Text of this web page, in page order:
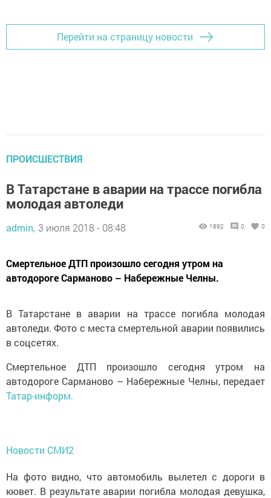
Перейти на страницу новости
ПРОИСШЕСТВИЯ
В Татарстане в аварии на трассе погибла
молодая автоледи
admin, 3 июля 2018 - 08:48 1892 0 0
Смертельное ДТП произошло сегодня утром на
автодороге Сарманово – Набережные Челны.
В Татарстане в аварии на трассе погибла молодая
автоледи. Фото с места смертельной аварии появились
в соцсетях.
Смертельное ДТП произошло сегодня утром на
автодороге Сарманово – Набережные Челны, передает
Татар-информ.
Новости СМИ2
На фото видно, что автомобиль вылетел с дороги в
кювет. В результате аварии погибла молодая девушка,